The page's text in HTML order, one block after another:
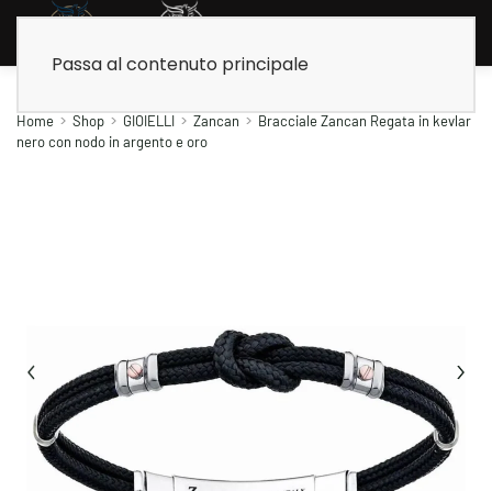
Passa al contenuto principale
Home Shop GIOIELLI Zancan
Bracciale Zancan Regata in kevlar
nero con nodo in argento e oro